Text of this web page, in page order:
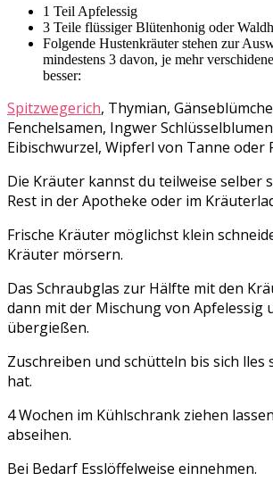
1 Teil Apfelessig
3 Teile flüssiger Blütenhonig oder
Folgende Hustenkräuter stehen zur
mindestens 3 davon, je mehr
besser:
Spitzwegerich, Thymian,
Fenchelsamen, Ingwer
Eibischwurzel, Wipferl von Tanne oder
Die Kräuter kannst du teilweise selber
Rest in der Apotheke oder im
Frische Kräuter möglichst klein
Kräuter mörsern.
Das Schraubglas zur Hälfte mit den
dann mit der Mischung von Apfelessig
übergießen.
Zuschreiben und schütteln bis sich lles
hat.
4 Wochen im Kühlschrank ziehen
abseihen.
Bei Bedarf Esslöffelweise einnehmen.